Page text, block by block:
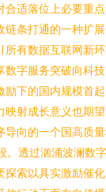
合适落位上必要重
链条打通的一种扩
所有数据互联网新
数字服务突破向科
励下的国内规模首
映射成长意义也期
导向的一个国高质
。透过汹涌波澜数
探索以具实激励催